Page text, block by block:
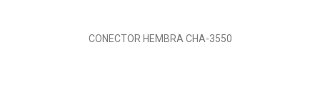
CONECTOR HEMBRA CHA-3550